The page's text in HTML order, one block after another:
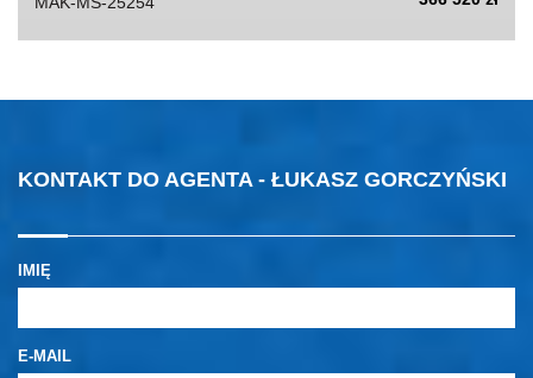
KONTAKT DO AGENTA - ŁUKASZ GORCZYŃSKI
IMIĘ
E-MAIL